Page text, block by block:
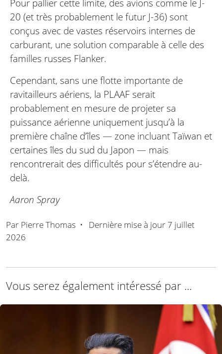
Pour pallier cette limite, des avions comme le J-
20 (et très probablement le futur J-36) sont
conçus avec de vastes réservoirs internes de
carburant, une solution comparable à celle des
familles russes Flanker.
Cependant, sans une flotte importante de
ravitailleurs aériens, la PLAAF serait
probablement en mesure de projeter sa
puissance aérienne uniquement jusqu’à la
première chaîne d’îles — zone incluant Taïwan et
certaines îles du sud du Japon — mais
rencontrerait des difficultés pour s’étendre au-
delà.
Aaron Spray
Par Pierre Thomas • Dernière mise à jour 7 juillet
2026
Vous serez également intéressé par ...